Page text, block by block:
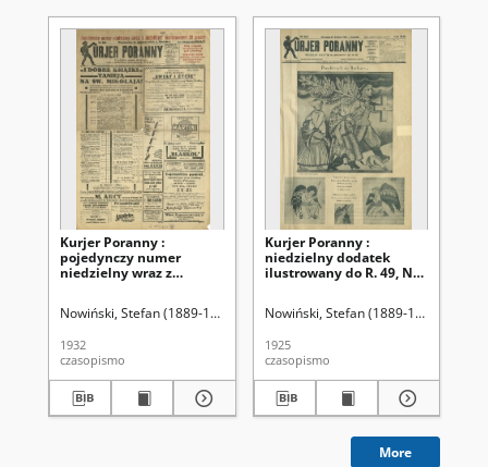
Kurjer Poranny :
pojedynczy numer
niedzielny wraz z
(18 grudnia 1932)
Nowiński, Stefan (1889-1947). Red.
1932
czasopismo
Kurjer Poranny :
niedzielny dodatek
ilustrowany do R. 49, No
Nowiński, Stefan (1889-1947). Red.
1925
czasopismo
More